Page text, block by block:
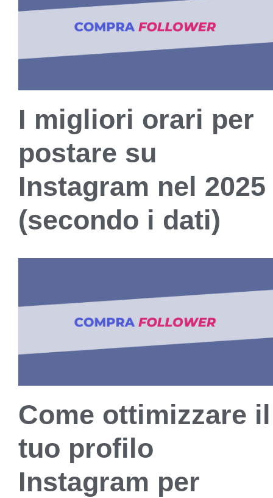
I migliori orari per
postare su
Instagram nel 2025
(secondo i dati)
Come ottimizzare il
tuo profilo
Instagram per